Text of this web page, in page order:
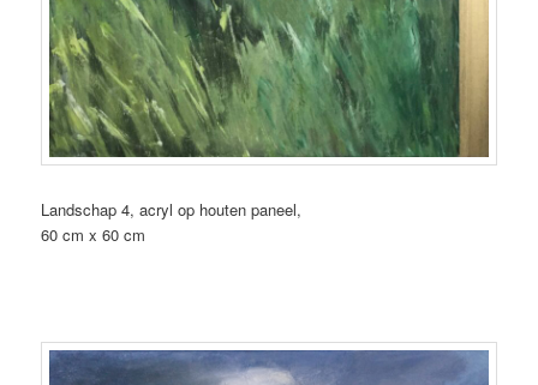
Landschap 4, acryl op houten paneel,
60 cm x 60 cm